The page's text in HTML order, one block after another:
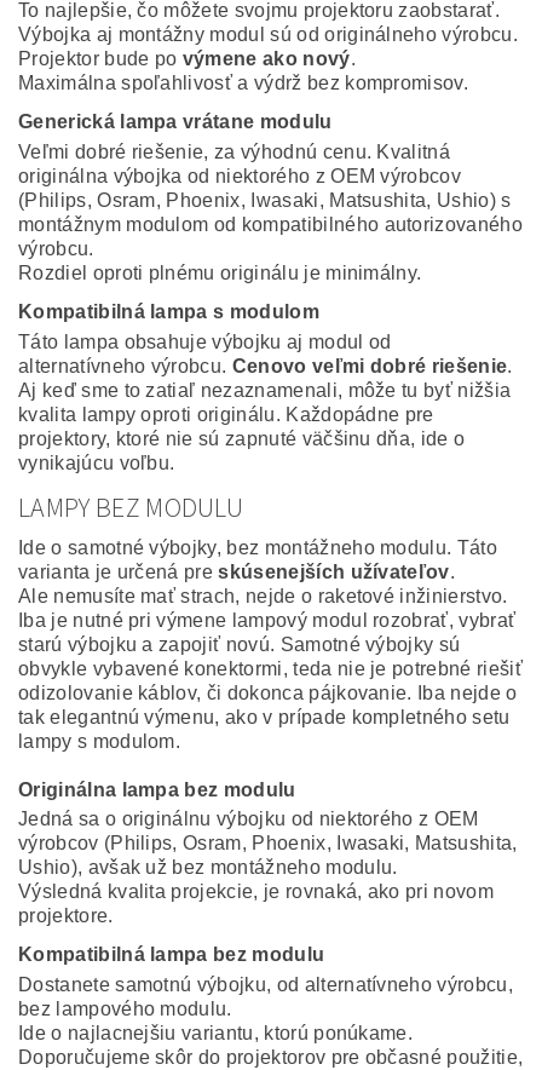
To najlepšie, čo môžete svojmu projektoru zaobstarať.
Výbojka aj montážny modul sú od originálneho výrobcu.
Projektor bude po výmene ako nový.
Maximálna spoľahlivosť a výdrž bez kompromisov.
Generická lampa vrátane modulu
Veľmi dobré riešenie, za výhodnú cenu. Kvalitná
originálna výbojka od niektorého z OEM výrobcov
(Philips, Osram, Phoenix, Iwasaki, Matsushita, Ushio) s
montážnym modulom od kompatibilného autorizovaného
výrobcu.
Rozdiel oproti plnému originálu je minimálny.
Kompatibilná lampa s modulom
Táto lampa obsahuje výbojku aj modul od
alternatívneho výrobcu. Cenovo veľmi dobré riešenie.
Aj keď sme to zatiaľ nezaznamenali, môže tu byť nižšia
kvalita lampy oproti originálu. Každopádne pre
projektory, ktoré nie sú zapnuté väčšinu dňa, ide o
vynikajúcu voľbu.
LAMPY BEZ MODULU
Ide o samotné výbojky, bez montážneho modulu. Táto
varianta je určená preskúsenejších užívateľov.
Ale nemusíte mať strach, nejde o raketové inžinierstvo.
Iba je nutné pri výmene lampový modul rozobrať, vybrať
starú výbojku a zapojiť novú. Samotné výbojky sú
obvykle vybavené konektormi, teda nie je potrebné riešiť
odizolovanie káblov, či dokonca pájkovanie. Iba nejde o
tak elegantnú výmenu, ako v prípade kompletného setu
lampy s modulom.
Originálna lampa bez modulu
Jedná sa o originálnu výbojku od niektorého z OEM
výrobcov (Philips, Osram, Phoenix, Iwasaki, Matsushita,
Ushio), avšak už bez montážneho modulu.
Výsledná kvalita projekcie, je rovnaká, ako pri novom
projektore.
Kompatibilná lampa bez modulu
Dostanete samotnú výbojku, od alternatívneho výrobcu,
bez lampového modulu.
Ide o najlacnejšiu variantu, ktorú ponúkame.
Doporučujeme skôr do projektorov pre občasné použitie,